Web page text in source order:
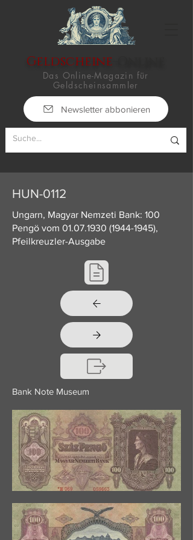
Geldscheine
Das Online-Magazin für
Geldscheinsammler
Newsletter abbonieren
HUN-0112
Ungarn, Magyar Nemzeti Bank: 100
Pengö vom 01.07.1930 (1944-1945),
Pfeilkreuzler-Ausgabe
Bank Note Museum